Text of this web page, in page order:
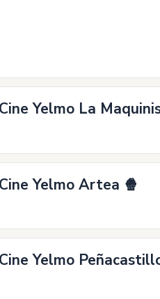
Yelmo La
Yelmo Artea 🍿
Yelmo